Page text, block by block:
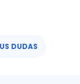
DUDAS​